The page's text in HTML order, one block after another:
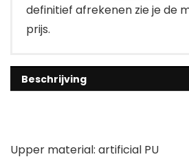
definitief afrekenen zie je de
prijs.
Beschrijving
Upper material: artificial PU